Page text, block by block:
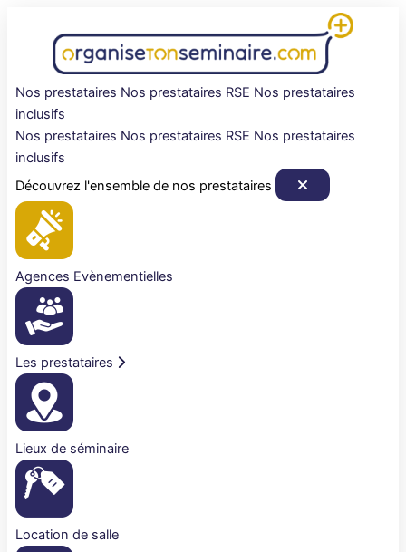
Nos prestataires Nos prestataires RSE Nos prestataires
inclusifs
Nos prestataires Nos prestataires RSE Nos prestataires
inclusifs
Découvrez l'ensemble de nos prestataires
Agences Evènementielles
Les prestataires
Lieux de séminaire
Location de salle